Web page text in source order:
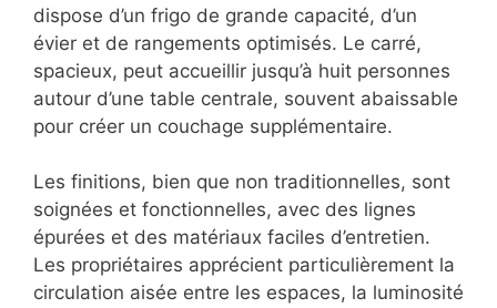
dispose d’un frigo de grande capacité, d’un
évier et de rangements optimisés. Le carré,
spacieux, peut accueillir jusqu’à huit personnes
autour d’une table centrale, souvent abaissable
pour créer un couchage supplémentaire.
Les finitions, bien que non traditionnelles, sont
soignées et fonctionnelles, avec des lignes
épurées et des matériaux faciles d’entretien.
Les propriétaires apprécient particulièrement la
circulation aisée entre les espaces, la luminosité